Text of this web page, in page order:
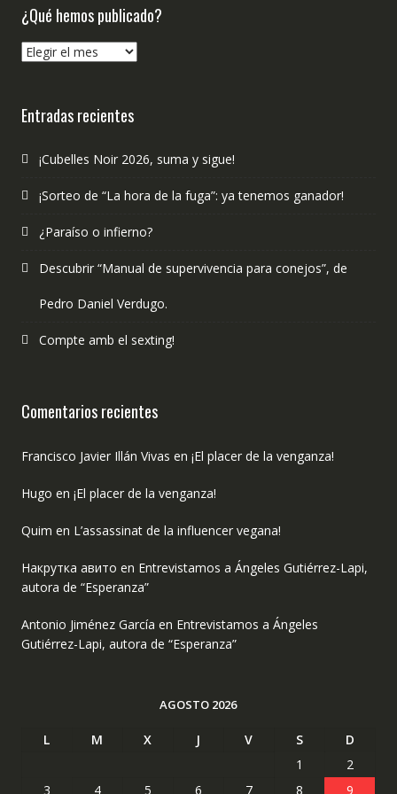
¿Qué hemos publicado?
¿Qué
Entradas recientes
¡Cubelles Noir 2026, suma y sigue!
¡Sorteo de “La hora de la fuga”: ya tenemos ganador!
¿Paraíso o infierno?
Descubrir “Manual de supervivencia para conejos”, de
Pedro Daniel Verdugo.
Compte amb el sexting!
Comentarios recientes
Francisco Javier Illán Vivas en ¡El placer de la venganza!
Hugo en ¡El placer de la venganza!
Quim en L’assassinat de la influencer vegana!
Накрутка авито en Entrevistamos a Ángeles Gutiérrez-Lapi,
autora de “Esperanza”
Antonio Jiménez García en Entrevistamos a Ángeles
Gutiérrez-Lapi, autora de “Esperanza”
AGOSTO 2026
L M X J V S
D
1
2
3
4 5 6 7 8 9